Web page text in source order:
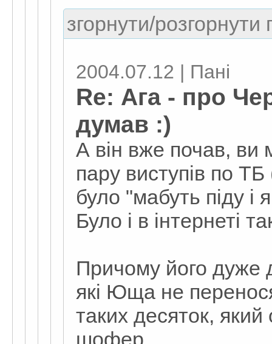
згорнути/розгорнути
2004.07.12 | Пані
Re: Ага - про
думав :)
А він вже почав, ви
пару виступів по
було "мабуть піду
Було і в інтернеті
Причому його
які Юща не
таких десяток,
шофер.